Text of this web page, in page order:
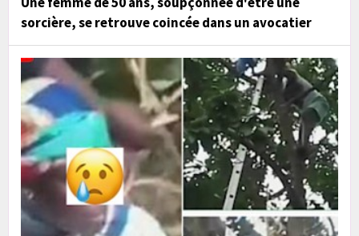
sorcière, se retrouve coincée dans un avocatier